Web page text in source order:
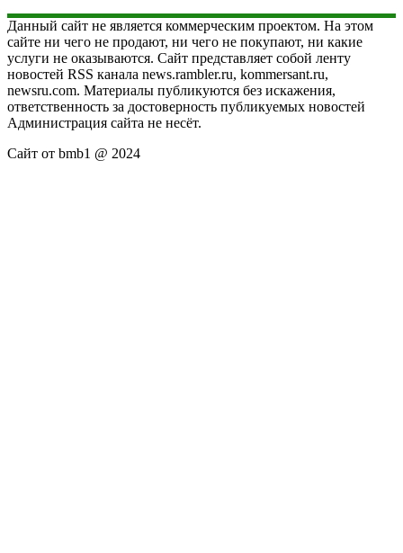
Данный сайт не является коммерческим проектом. На этом
сайте ни чего не продают, ни чего не покупают, ни какие
услуги не оказываются. Сайт представляет собой ленту
новостей RSS канала news.rambler.ru, kommersant.ru,
newsru.com. Материалы публикуются без искажения,
ответственность за достоверность публикуемых новостей
Администрация сайта не несёт.
Сайт от bmb1 @ 2024